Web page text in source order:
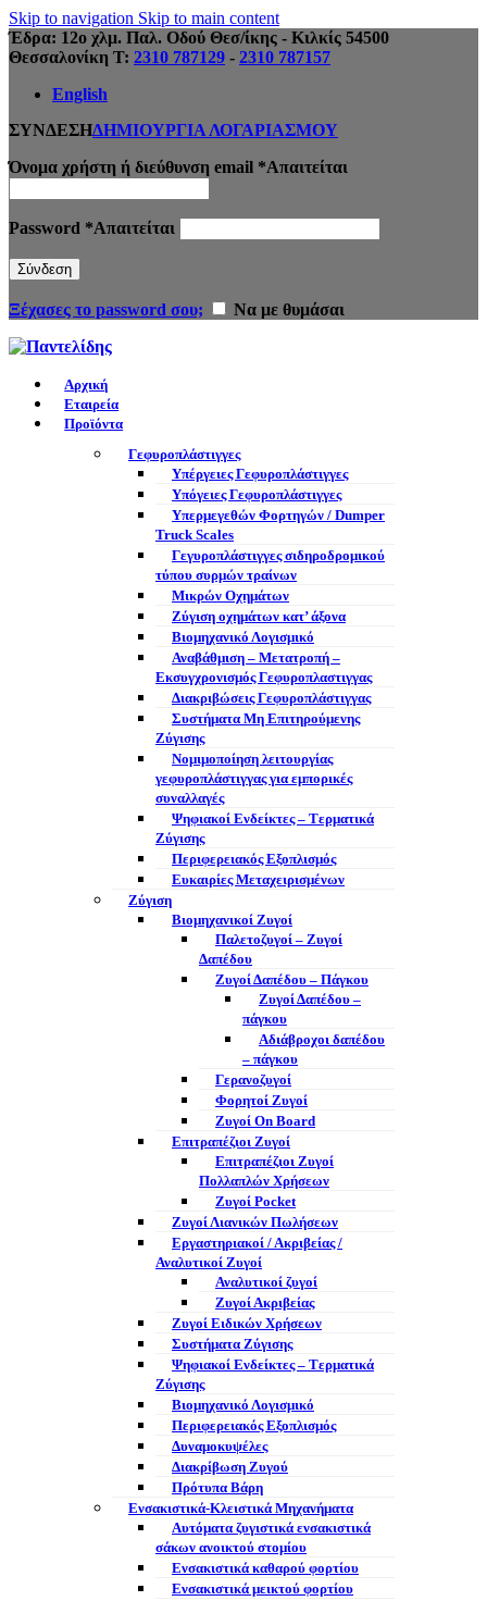
Skip to navigation Skip to main content
Έδρα: 12ο χλμ. Παλ. Οδού Θεσ/ίκης - Κιλκίς 54500
Θεσσαλονίκη Τ: 2310 787129 - 2310 787157
English
ΣΥΝΔΕΣΗΔΗΜΙΟΥΡΓΙΑ ΛΟΓΑΡΙΑΣΜΟΥ
Όνομα χρήστη ή διεύθυνση email *Απαιτείται
Password *Απαιτείται
Σύνδεση
Ξέχασες το password σου; Να με θυμάσαι
Αρχική
Εταιρεία
Προϊόντα
Γεφυροπλάστιγγες
Υπέργειες Γεφυροπλάστιγγες
Υπόγειες Γεφυροπλάστιγγες
Υπερμεγεθών Φορτηγών / Dumper
Truck Scales
Γεγυροπλάστιγγες σιδηροδρομικού
τύπου συρμών τραίνων
Μικρών Οχημάτων
Ζύγιση οχημάτων κατ’ άξονα
Βιομηχανικό Λογισμικό
Αναβάθμιση – Μετατροπή –
Εκσυγχρονισμός Γεφυροπλαστιγγας
Διακριβώσεις Γεφυροπλάστιγγας
Συστήματα Μη Επιτηρούμενης
Ζύγισης
Νομιμοποίηση λειτουργίας
γεφυροπλάστιγγας για εμπορικές
συναλλαγές
Ψηφιακοί Ενδείκτες – Tερματικά
Ζύγισης
Περιφερειακός Εξοπλισμός
Ευκαιρίες Μεταχειρισμένων
Ζύγιση
Βιομηχανικοί Ζυγοί
Παλετοζυγοί – Ζυγοί
Δαπέδου
Ζυγοί Δαπέδου – Πάγκου
Ζυγοί Δαπέδου –
πάγκου
Αδιάβροχοι δαπέδου
– πάγκου
Γερανοζυγοί
Φορητοί Ζυγοί
Ζυγοί On Board
Επιτραπέζιοι Ζυγοί
Επιτραπέζιοι Ζυγοί
Πολλαπλών Χρήσεων
Ζυγοί Pocket
Ζυγοί Λιανικών Πωλήσεων
Εργαστηριακοί / Ακριβείας /
Αναλυτικοί Ζυγοί
Αναλυτικοί ζυγοί
Ζυγοί Ακριβείας
Ζυγοί Ειδικών Χρήσεων
Συστήματα Ζύγισης
Ψηφιακοί Ενδείκτες – Tερματικά
Ζύγισης
Βιομηχανικό Λογισμικό
Περιφερειακός Εξοπλισμός
Δυναμοκυψέλες
Διακρίβωση Ζυγού
Πρότυπα Βάρη
Ενσακιστικά-Κλειστικά Μηχανήματα
Αυτόματα ζυγιστικά ενσακιστικά
σάκων ανοικτού στομίου
Ενσακιστικά καθαρού φορτίου
Ενσακιστικά μεικτού φορτίου